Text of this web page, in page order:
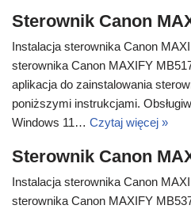
Sterownik Canon
Instalacja sterownika Canon
sterownika Canon MAXIFY
aplikacja do zainstalowania
poniższymi instrukcjami.
Windows 11… Czytaj więcej »
Sterownik Canon
Instalacja sterownika Canon
sterownika Canon MAXIFY